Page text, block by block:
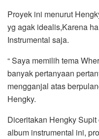
Proyek ini menurut
yg agak idealis,Karena
Instrumental saja.
“ Saya memilih tema
banyak pertanyaan
mengganjal atas
Hengky.
Diceritakan Hengky
album instrumental ini,